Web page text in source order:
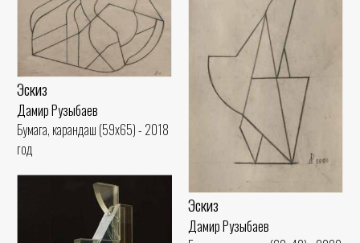
Эскиз
Дамир Рузыбаев
Бумага, карандаш (59x65) - 2018
год
Эскиз
Дамир Рузыбаев